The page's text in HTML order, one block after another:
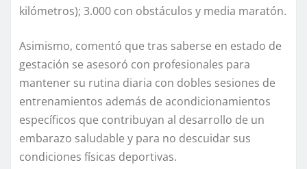
kilómetros); 3.000 con obstáculos y media maratón.
Asimismo, comentó que tras saberse en estado de
gestación se asesoró con profesionales para
mantener su rutina diaria con dobles sesiones de
entrenamientos además de acondicionamientos
específicos que contribuyan al desarrollo de un
embarazo saludable y para no descuidar sus
condiciones físicas deportivas.